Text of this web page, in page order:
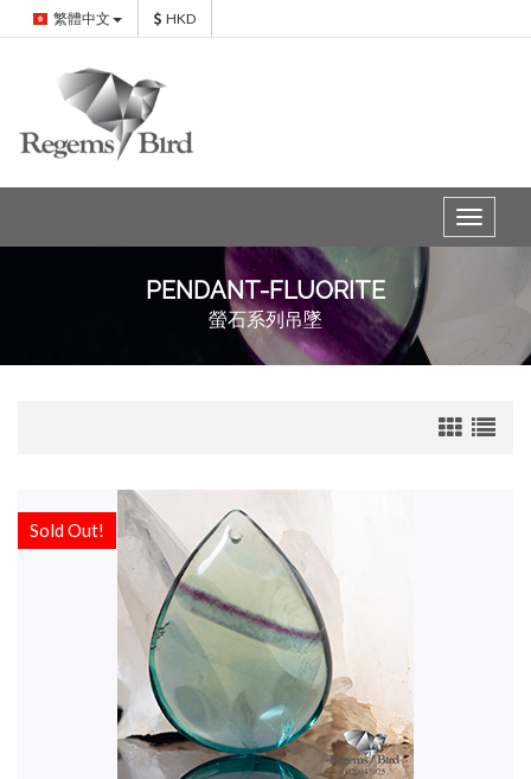
繁體中文 HKD
Toggle
PENDANT-FLUORITE
螢石系列吊墜
Sold Out!